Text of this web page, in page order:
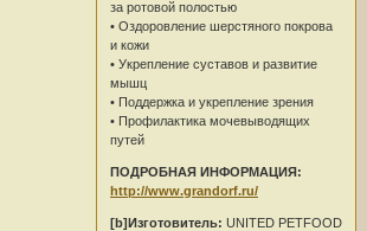
за ротовой полостью
• Оздоровление шерстяного покрова
и кожи
• Укрепление суставов и развитие
мышц
• Поддержка и укрепление зрения
• Профилактика мочевыводящих
путей
ПОДРОБНАЯ ИНФОРМАЦИЯ:
http://www.grandorf.ru/
[b]Изготовитель: UNITED PETFOOD